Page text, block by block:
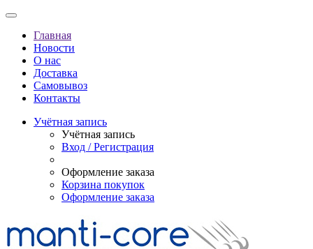
Главная
Новости
О нас
Доставка
Самовывоз
Контакты
Учётная запись
Учётная запись
Вход / Регистрация
Оформление заказа
Корзина покупок
Оформление заказа